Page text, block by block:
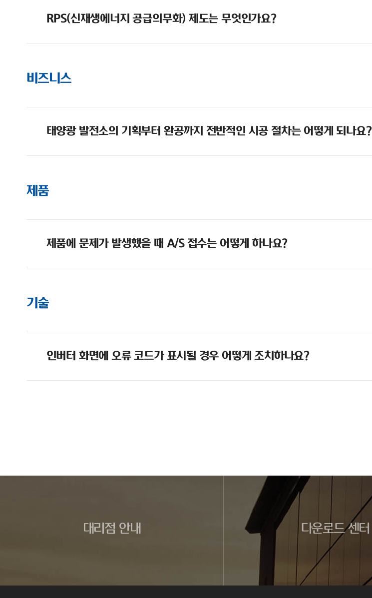
RPS(신재생에너지 공급의무화) 제도는 무엇인가요?
비즈니스
태양광 발전소의 기획부터 완공까지 전반적인 시공 절차는 어떻게 되나요?
제품
제품에 문제가 발생했을 때 A/S 접수는 어떻게 하나요?
기술
인버터 화면에 오류 코드가 표시될 경우 어떻게 조치하나요?
대리점 안내 다운로드 센터